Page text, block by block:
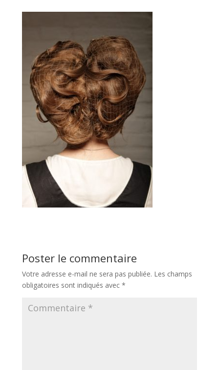
Poster le commentaire
Votre adresse e-mail ne sera pas publiée. Les champs
obligatoires sont indiqués avec *